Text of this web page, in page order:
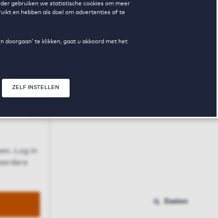
gebruiken we statistische cookies om meer
en hebben als doel om advertenties af te
doorgaan’ te klikken, gaat u akkoord met het
ZELF INSTELLEN
Log in
Zoeken